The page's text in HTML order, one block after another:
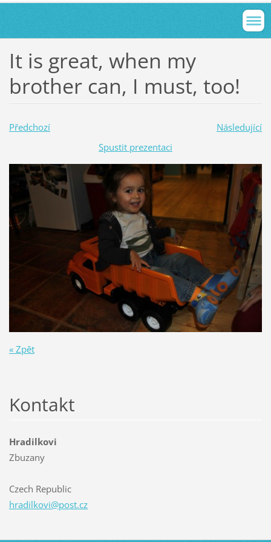
It is great, when my
brother can, I must, too!
Předchozí
Následující
Spustit prezentaci
« Zpět
Kontakt
Hradilkovi
Zbuzany
Czech Republic
hradilkovi@post.cz